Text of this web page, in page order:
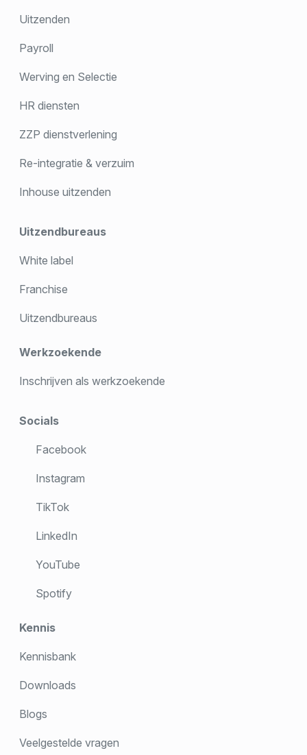
Uitzenden
Payroll
Werving en Selectie
HR diensten
ZZP dienstverlening
Re-integratie & verzuim
Inhouse uitzenden
Uitzendbureaus
White label
Franchise
Uitzendbureaus
Werkzoekende
Inschrijven als werkzoekende
Socials
Facebook
Instagram
TikTok
LinkedIn
YouTube
Spotify
Kennis
Kennisbank
Downloads
Blogs
Veelgestelde vragen